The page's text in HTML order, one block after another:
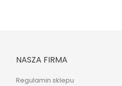
NASZA FIRMA
Regulamin sklepu